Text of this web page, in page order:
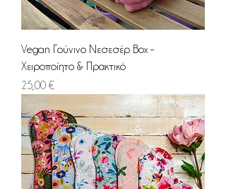
Vegan Γούνινο Νεσεσέρ Box –
Χειροποίητο & Πρακτικό
Τιμή
25,00 €